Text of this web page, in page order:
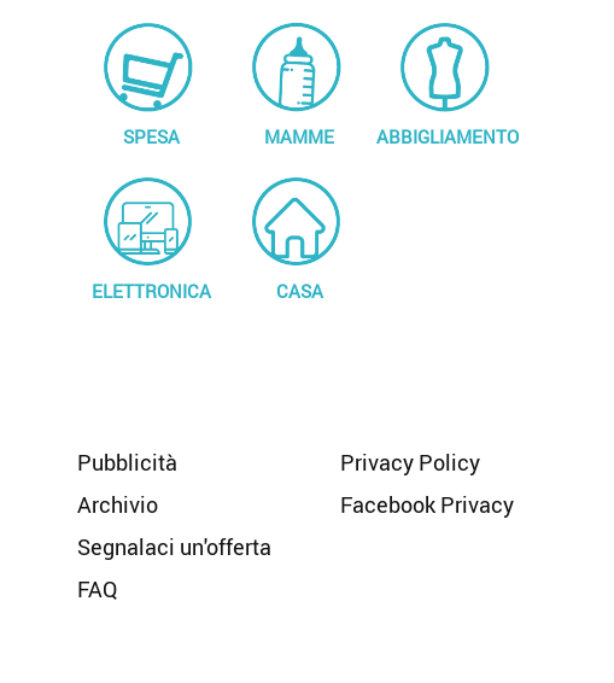
SPESA MAMME ABBIGLIAMENTO
ELETTRONICA CASA
Pubblicità
Archivio
Segnalaci un'offerta
FAQ
Privacy Policy
Facebook Privacy